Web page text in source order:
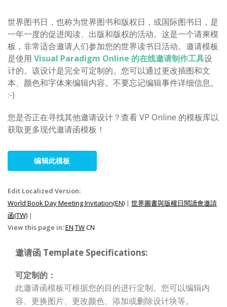
世界图书日，也称为世界图书和版权日，或国际图书日，是
一年一度的促进阅读、出版和版权的活动。这是一个请柬模
板，非常适合邀请人们参加您的世界读书日活动。邀请模板
是使用 Visual Paradigm Online 的在线邀请制作工具设
计的。该设计是完全可定制的。您可以通过更改插图和文
本、颜色和字体来编辑内容。不要忘记编辑事件详细信息。
:-)
您是否正在寻找其他邀请设计？查看 VP Online 的模板库以
获取更多现代邀请函模板！
编辑此模板
Edit Localized Version:
World Book Day Meeting Invitation(EN) | 世界圖書與版權日閱讀會邀請
函(TW) |
View this page in:EN TWCN
邀请函 Template Specifications:
可定制的：
此邀请函模板可根据您的目的进行定制。您可以编辑内
容、更换图片、更改颜色、添加或删除设计块等。